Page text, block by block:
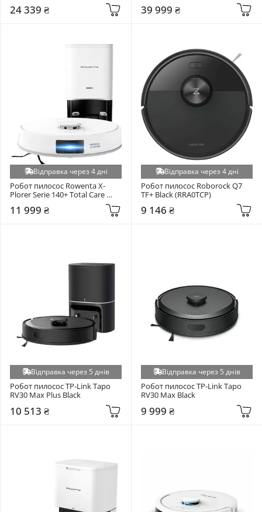
24 339 ₴ 39 999 ₴
Відправка через 4 дні
Робот пилосос Rowenta X-
Plorer Serie 140+ Total Care
11 999 ₴
Відправка через 4 дні
Робот пилосос Roborock Q7
TF+ Black (RRA0TCP)
9 146 ₴
Відправка через 5 днів
Робот пилосос TP-Link Tapo
RV30 Max Plus Black
10 513 ₴
Відправка через 5 днів
Робот пилосос TP-Link Tapo
RV30 Max Black
9 999 ₴